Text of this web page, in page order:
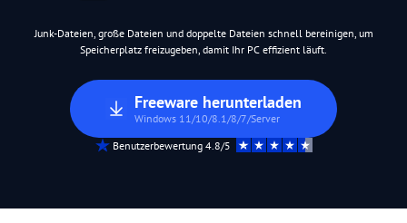
Junk-Dateien, große Dateien und doppelte Dateien schnell bereinigen, um
Speicherplatz freizugeben, damit Ihr PC effizient läuft.
Freeware herunterladen
Windows 11/10/8.1/8/7/Server
Benutzerbewertung 4.8/5